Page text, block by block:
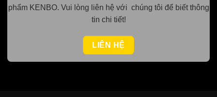
phẩm KENBO. Vui lòng liên hệ với chúng tôi để biết thông
tin chi tiết!
LIÊN HỆ